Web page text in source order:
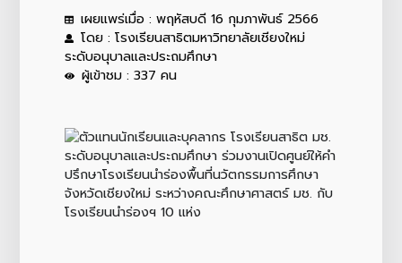
เผยแพร่เมื่อ : พฤหัสบดี 16 กุมภาพันธ์ 2566
โดย : โรงเรียนสาธิตมหาวิทยาลัยเชียงใหม่
ระดับอนุบาลและประถมศึกษา
ผู้เข้าชม : 337 คน